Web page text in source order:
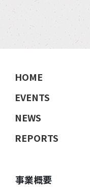
HOME
EVENTS
NEWS
REPORTS
事業概要